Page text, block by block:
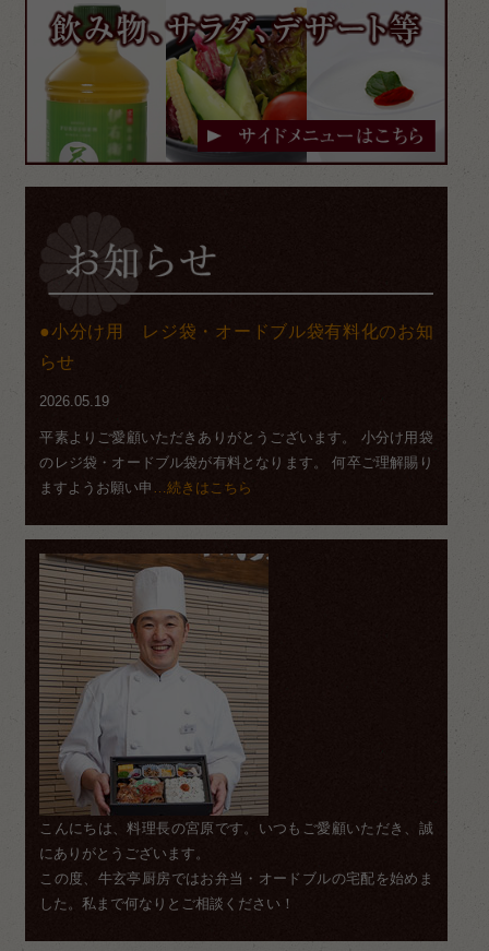
小分け用 レジ袋・オードブル袋有料化のお知
らせ
2026.05.19
平素よりご愛顧いただきありがとうございます。 小分け用袋
のレジ袋・オードブル袋が有料となります。 何卒ご理解賜り
ますようお願い申
…続きはこちら
こんにちは、料理長の宮原です。いつもご愛顧いただき、誠
にありがとうございます。
この度、牛玄亭厨房ではお弁当・オードブルの宅配を始めま
した。私まで何なりとご相談ください！